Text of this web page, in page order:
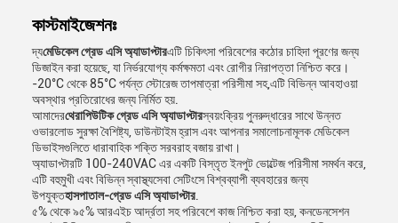
কাস্টমাইজেশনঃ
দ্যমেডিকেল গ্রেড এসি অ্যাডাপ্টারএটি চিকিৎসা পরিবেশের কঠোর চাহিদা পূরণের জন্য
ডিজাইন করা হয়েছে, যা নির্ভরযোগ্য কর্মক্ষমতা এবং রোগীর নিরাপত্তা নিশ্চিত করে।
-20°C থেকে 85°C পর্যন্ত স্টোরেজ তাপমাত্রা পরিসীমা সহ,এটি বিভিন্ন আবহাওয়া
অবস্থার প্রতিরোধের জন্য নির্মিত হয়.
আমাদেরথেরাপিউটিক গ্রেড এসি অ্যাডাপ্টারস্বয়ংক্রিয় পুনরুদ্ধারের সাথে উন্নত
ওভারলোড সুরক্ষা বৈশিষ্ট্য, ডাউনটাইম হ্রাস এবং আপনার সমালোচনামূলক মেডিকেল
ডিভাইসগুলিতে ধারাবাহিক শক্তি সরবরাহ বজায় রাখা।
অ্যাডাপ্টারটি 100-240VAC এর একটি বিস্তৃত ইনপুট ভোল্টেজ পরিসীমা সমর্থন করে,
এটি বহুমুখী এবং বিভিন্ন স্বাস্থ্যসেবা সেটিংসে বিশ্বব্যাপী ব্যবহারের জন্য
উপযুক্তহাসপাতাল-গ্রেড এসি অ্যাডাপ্টার
৫% থেকে ৯৫% আরএইচ আর্দ্রতা সহ পরিবেশে কাজ নিশ্চিত করা হয়, কনডেনসেশন